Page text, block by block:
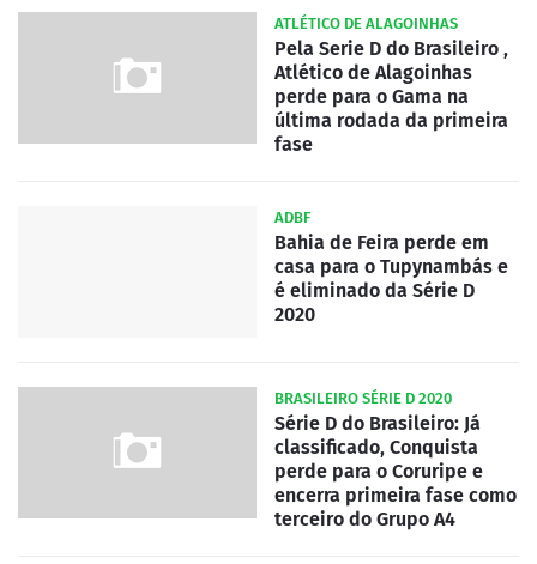
ATLÉTICO DE ALAGOINHAS
Pela Serie D do Brasileiro ,
Atlético de Alagoinhas
perde para o Gama na
última rodada da primeira
fase
ADBF
Bahia de Feira perde em
casa para o Tupynambás e
é eliminado da Série D
2020
BRASILEIRO SÉRIE D 2020
Série D do Brasileiro: Já
classificado, Conquista
perde para o Coruripe e
encerra primeira fase como
terceiro do Grupo A4